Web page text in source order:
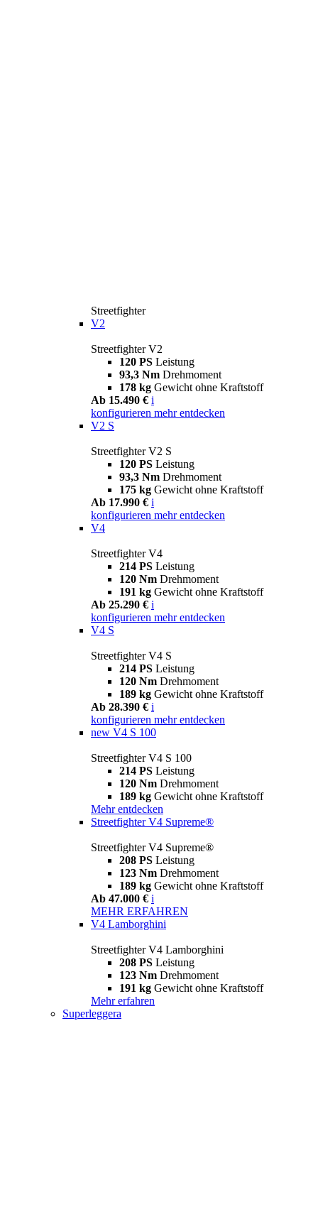
Streetfighter
V2
Streetfighter V2
120 PS Leistung
93,3 Nm Drehmoment
178 kg Gewicht ohne Kraftstoff
Ab 15.490 € i
konfigurieren mehr entdecken
V2 S
Streetfighter V2 S
120 PS Leistung
93,3 Nm Drehmoment
175 kg Gewicht ohne Kraftstoff
Ab 17.990 € i
konfigurieren mehr entdecken
V4
Streetfighter V4
214 PS Leistung
120 Nm Drehmoment
191 kg Gewicht ohne Kraftstoff
Ab 25.290 € i
konfigurieren mehr entdecken
V4 S
Streetfighter V4 S
214 PS Leistung
120 Nm Drehmoment
189 kg Gewicht ohne Kraftstoff
Ab 28.390 € i
konfigurieren mehr entdecken
new V4 S 100
Streetfighter V4 S 100
214 PS Leistung
120 Nm Drehmoment
189 kg Gewicht ohne Kraftstoff
Mehr entdecken
Streetfighter V4 Supreme®
Streetfighter V4 Supreme®
208 PS Leistung
123 Nm Drehmoment
189 kg Gewicht ohne Kraftstoff
Ab 47.000 € i
MEHR ERFAHREN
V4 Lamborghini
Streetfighter V4 Lamborghini
208 PS Leistung
123 Nm Drehmoment
191 kg Gewicht ohne Kraftstoff
Mehr erfahren
Superleggera